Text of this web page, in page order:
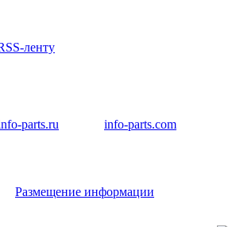
ленту
parts.ru info-parts.com
Размещение информации